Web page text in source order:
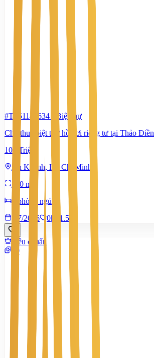
#TS51140634
Biệt thự
Cho thuê biệt thự hồ bơi riêng tư tại Thảo Điền
105 Triệu
An Khánh, Hồ Chí Minh
300 m²
4 phòng ngủ
9/7/2026
0| 1.575
Tiêu chuẩn
10